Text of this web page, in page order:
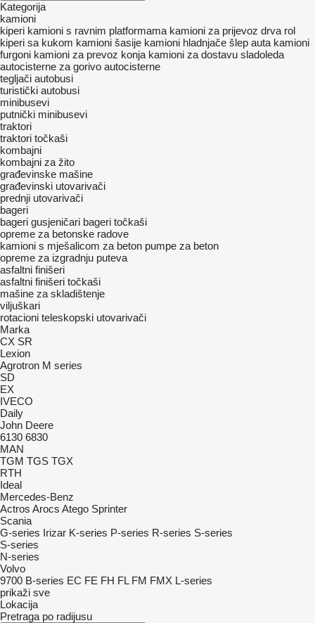
Kategorija
kamioni
kiperi kamioni s ravnim platformama kamioni za prijevoz drva rol
kiperi sa kukom kamioni šasije kamioni hladnjače šlep auta kamioni
furgoni kamioni za prevoz konja kamioni za dostavu sladoleda
autocisterne za gorivo autocisterne
tegljači autobusi
turistički autobusi
minibusevi
putnički minibusevi
traktori
traktori točkaši
kombajni
kombajni za žito
građevinske mašine
građevinski utovarivači
prednji utovarivači
bageri
bageri gusjeničari bageri točkaši
opreme za betonske radove
kamioni s mješalicom za beton pumpe za beton
opreme za izgradnju puteva
asfaltni finišeri
asfaltni finišeri točkaši
mašine za skladištenje
viljuškari
rotacioni teleskopski utovarivači
Marka
CX SR
Lexion
Agrotron M series
SD
EX
IVECO
Daily
John Deere
6130 6830
MAN
TGM TGS TGX
RTH
Ideal
Mercedes-Benz
Actros Arocs Atego Sprinter
Scania
G-series Irizar K-series P-series R-series S-series
S-series
N-series
Volvo
9700 B-series EC FE FH FL FM FMX L-series
prikaži sve
Lokacija
Pretraga po radijusu